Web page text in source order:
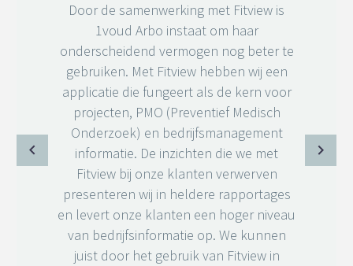
Door de samenwerking met Fitview is
1voud Arbo instaat om haar
onderscheidend vermogen nog beter te
gebruiken. Met Fitview hebben wij een
applicatie die fungeert als de kern voor
projecten, PMO (Preventief Medisch
Onderzoek) en bedrijfsmanagement
informatie. De inzichten die we met
Fitview bij onze klanten verwerven
presenteren wij in heldere rapportages
en levert onze klanten een hoger niveau
van bedrijfsinformatie op. We kunnen
juist door het gebruik van Fitview in